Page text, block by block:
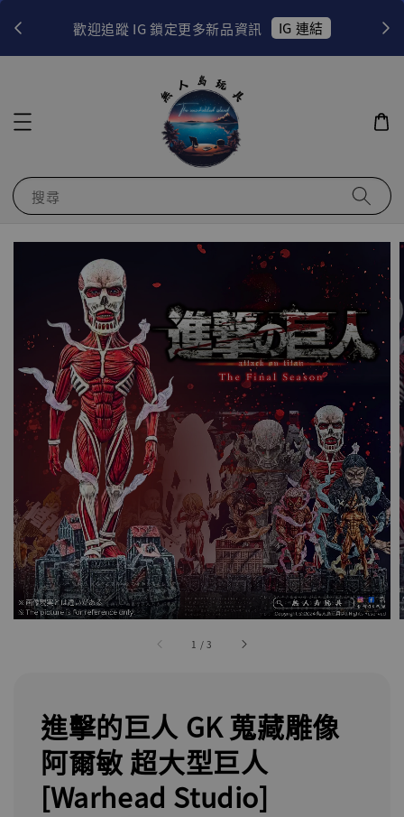
歡迎追蹤 IG 鎖定更多新品資訊 IG 連結
搜尋
1 /3
進擊的巨人 GK 蒐藏雕像
阿爾敏 超大型巨人
[Warhead Studio]